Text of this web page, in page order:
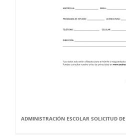
ADMINISTRACIÓN ESCOLAR SOLICITUD